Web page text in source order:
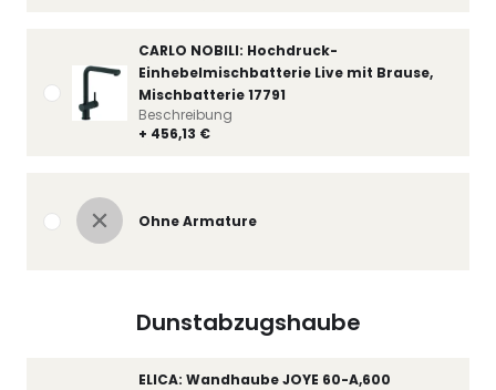
CARLO NOBILI: Hochdruck-
Einhebelmischbatterie Live mit Brause,
Mischbatterie 17791
+ 456,13 €
Beschreibung
Ohne Armature
Dunstabzugshaube
ELICA: Wandhaube JOYE 60-A,600